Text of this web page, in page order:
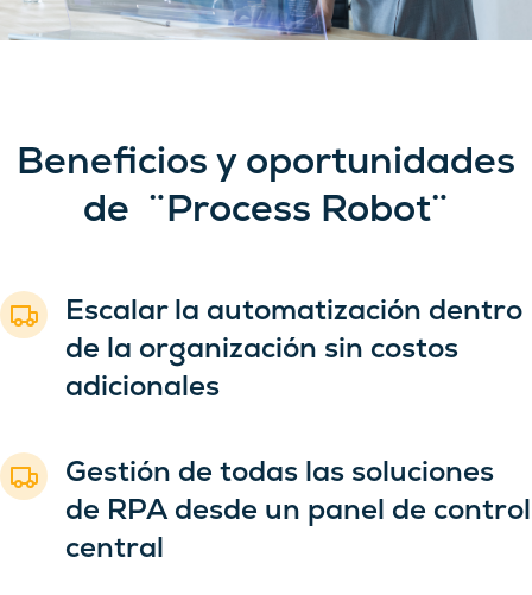
Beneficios y oportunidades
de ¨Process Robot¨
Escalar la automatización dentro
de la organización sin costos
adicionales
Gestión de todas las soluciones
de RPA desde un panel de control
central